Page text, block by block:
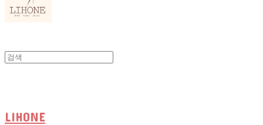
LIHONE